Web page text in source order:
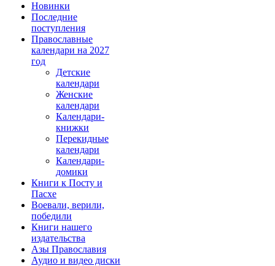
Новинки
Последние
поступления
Православные
календари на 2027
год
Детские
календари
Женские
календари
Календари-
книжки
Перекидные
календари
Календари-
домики
Книги к Посту и
Пасхе
Воевали, верили,
победили
Книги нашего
издательства
Азы Православия
Аудио и видео диски